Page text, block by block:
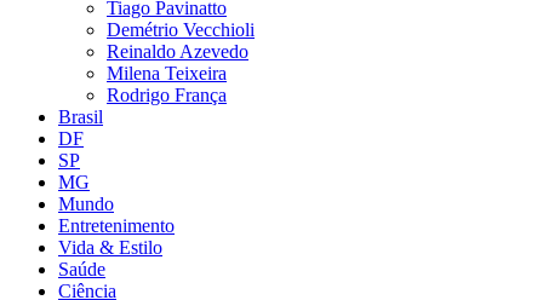
Tiago Pavinatto
Demétrio Vecchioli
Reinaldo Azevedo
Milena Teixeira
Rodrigo França
Brasil
DF
SP
MG
Mundo
Entretenimento
Vida & Estilo
Saúde
Ciência